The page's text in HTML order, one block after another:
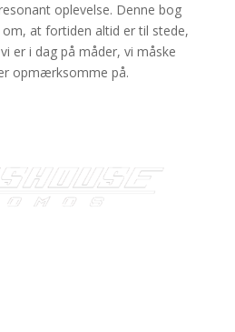
oplevelse. Denne bog
om, at fortiden altid er til stede,
er i dag på måder, vi måske
opmærksomme på.